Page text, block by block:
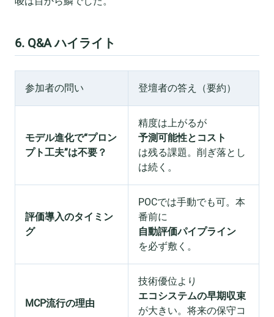
6. Q&A ハイライト
参加者の問い 登壇者の答え（要約）
モデル進化で“プロン
プト工夫”は不要？
精度は上がるが
予測可能性とコスト
は残る課題。削ぎ落とし
は続く。
評価導入のタイミン
グ
POCでは手動でも可。本
番前に
自動評価パイプライン
を必ず敷く。
MCP流行の理由
技術優位より
エコシステムの早期収束
が大きい。将来の保守コ